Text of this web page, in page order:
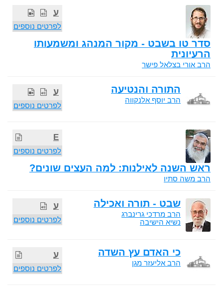
ע
לפרטים נוספים
סדר טו בשבט - מקור המנהג ומשמעותו
הרעיונית
הרב אורי בצלאל פישר
ע
לפרטים נוספים
התורה והנטיעה
הרב יוסף אלנקווה
E
לפרטים נוספים
ראש השנה לאילנות: למה העצים שונים?
הרב משה סתיו
ע
לפרטים נוספים
שבט - תורה ואכילה
הרב מרדכי גרינברג
נשיא הישיבה
ע
לפרטים נוספים
כי האדם עץ השדה
הרב אליעזר מגן